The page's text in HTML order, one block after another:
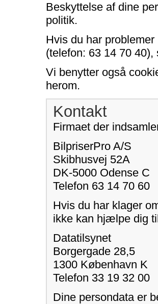
Beskyttelse af dine
politik.
Hvis du har
(telefon: 63 14 70
Vi benytter også
herom.
Kontakt
Firmaet der
BilpriserPro A/S
Skibhusvej 52A
DK-5000 Odense C
Telefon 63 14 70 60
Hvis du har klager
ikke kan hjælpe dig
Datatilsynet
Borgergade 28,5
1300 København K
Telefon 33 19 32 00
Dine persondata er